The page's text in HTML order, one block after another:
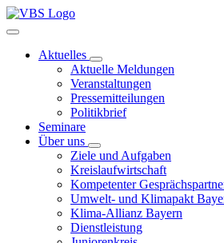
Aktuelles
Aktuelle Meldungen
Veranstaltungen
Pressemitteilungen
Politikbrief
Seminare
Über uns
Ziele und Aufgaben
Kreislaufwirtschaft
Kompetenter
Umwelt- und Klimapakt
Klima-Allianz Bayern
Dienstleistung